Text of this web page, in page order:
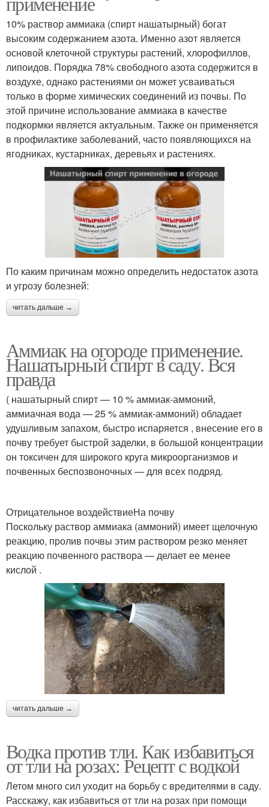
10% раствор аммиака (спирт нашатырный) богат
высоким содержанием азота. Именно азот является
основой клеточной структуры растений, хлорофиллов,
липоидов. Порядка 78% свободного азота содержится в
воздухе, однако растениями он может усваиваться
только в форме химических соединений из почвы. По
этой причине использование аммиака в качестве
подкормки является актуальным. Также он применяется
в профилактике заболеваний, часто появляющихся на
ягодниках, кустарниках, деревьях и растениях.
По каким причинам можно определить недостаток азота
и угрозу болезней:
читать дальше →
Аммиак на огороде применение.
Нашатырный спирт в саду. Вся
правда
( нашатырный спирт — 10 % аммиак-аммоний,
аммиачная вода — 25 % аммиак-аммоний) обладает
удушливым запахом, быстро испаряется , внесение его в
почву требует быстрой заделки, в большой концентрации
он токсичен для широкого круга микроорганизмов и
почвенных беспозвоночных — для всех подряд.
Отрицательное воздействиеНа почву
Поскольку раствор аммиака (аммоний) имеет щелочную
реакцию, пролив почвы этим раствором резко меняет
реакцию почвенного раствора — делает ее менее
кислой .
читать дальше →
Водка против тли. Как избавиться
от тли на розах: Рецепт с водкой
Летом много сил уходит на борьбу с вредителями в саду.
Расскажу, как избавиться от тли на розах при помощи